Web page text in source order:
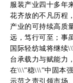
服装产业四十多年
花齐放的不凡历程
产业的可持续高质
远，笃行可至；事
国际轻纺城将继续
台承载力与赋能力
在\\\”稳\\\”中固本
示范之责引领市场